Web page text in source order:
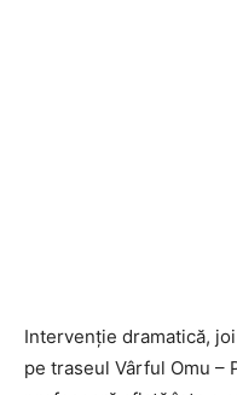
Intervenție dramatică,
pe traseul Vârful Omu –